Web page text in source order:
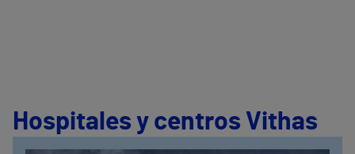
Hospitales y centros Vithas